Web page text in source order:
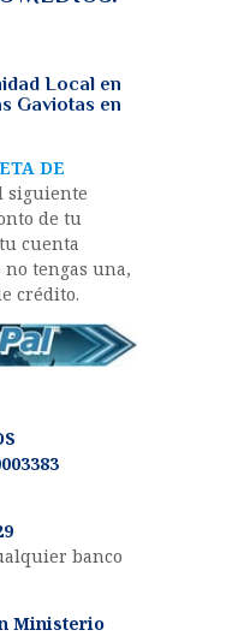
Local en
Gaviotas en
DE
siguiente
de tu
cuenta
no tengas una,
crédito.
banco
Ministerio